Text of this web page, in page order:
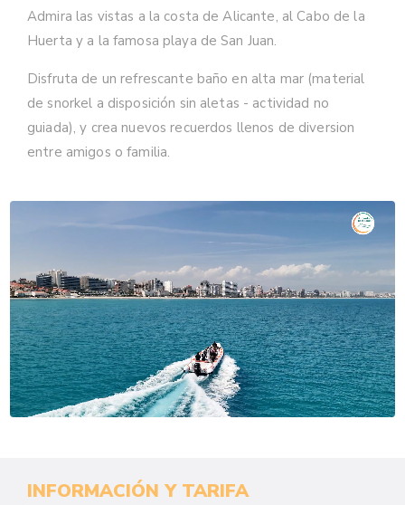
Admira las vistas a la costa de Alicante, al Cabo de la
Huerta y a la famosa playa de San Juan.
Disfruta de un refrescante baño en alta mar (material
de snorkel a disposición sin aletas - actividad no
guiada), y crea nuevos recuerdos llenos de diversion
entre amigos o familia.
INFORMACIÓN Y TARIFA